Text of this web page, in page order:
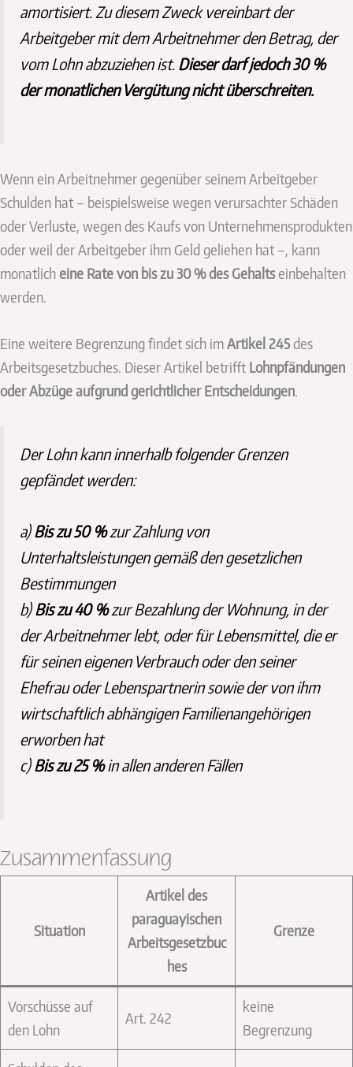
amortisiert. Zu diesem Zweck vereinbart der
Arbeitgeber mit dem Arbeitnehmer den Betrag, der
vom Lohn abzuziehen ist. Dieser darf jedoch 30 %
der monatlichen Vergütung nicht überschreiten.
Wenn ein Arbeitnehmer gegenüber seinem Arbeitgeber
Schulden hat – beispielsweise wegen verursachter Schäden
oder Verluste, wegen des Kaufs von Unternehmensprodukten
oder weil der Arbeitgeber ihm Geld geliehen hat –, kann
monatlicheine Rate von bis zu 30 % des Gehaltseinbehalten
werden.
Eine weitere Begrenzung findet sich imArtikel 245des
Arbeitsgesetzbuches. Dieser Artikel betrifft Lohnpfändungen
oder Abzüge aufgrund gerichtlicher Entscheidungen.
Der Lohn kann innerhalb folgender Grenzen
gepfändet werden:
a)Bis zu 50 %zur Zahlung von
Unterhaltsleistungen gemäß den gesetzlichen
Bestimmungen
b)Bis zu 40 %zur Bezahlung der Wohnung, in der
der Arbeitnehmer lebt, oder für Lebensmittel, die er
für seinen eigenen Verbrauch oder den seiner
Ehefrau oder Lebenspartnerin sowie der von ihm
wirtschaftlich abhängigen Familienangehörigen
erworben hat
c)Bis zu 25 %in allen anderen Fällen
Zusammenfassung
Situation
Artikel des
paraguayischen
Arbeitsgesetzbuc
hes
Grenze
Vorschüsse auf
den Lohn
Art. 242
keine
Begrenzung